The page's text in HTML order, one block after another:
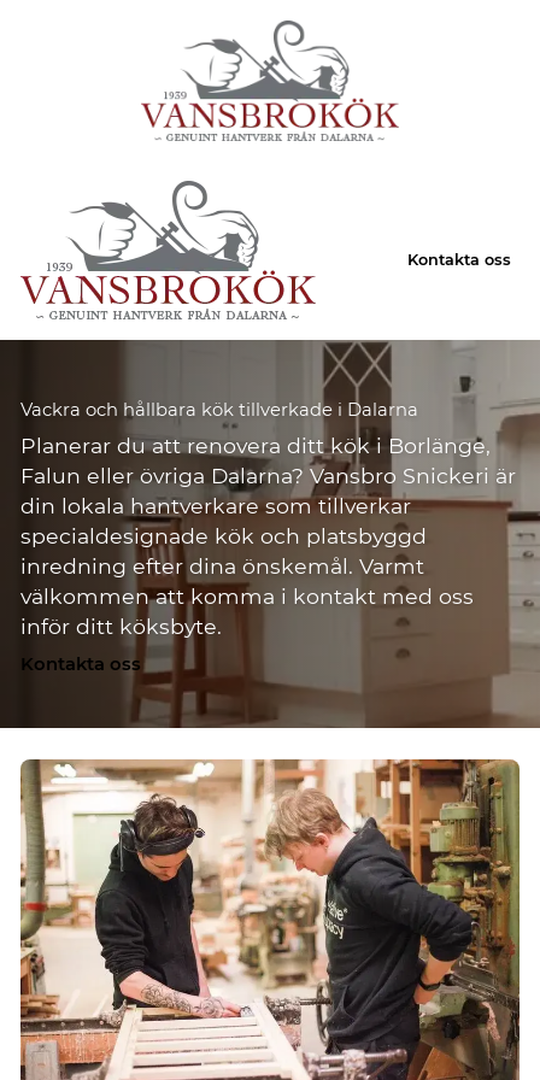
Kontakta oss
Vackra och hållbara kök tillverkade i Dalarna
Planerar du att renovera ditt kök i Borlänge,
Falun eller övriga Dalarna? Vansbro Snickeri är
din lokala hantverkare som tillverkar
specialdesignade kök och platsbyggd
inredning efter dina önskemål. Varmt
välkommen att komma i kontakt med oss
inför ditt köksbyte.
Kontakta oss